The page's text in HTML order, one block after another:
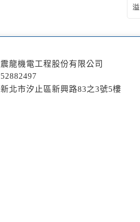
震龍機電工程股份有限公司
52882497
新北市汐止區新興路83之3號5樓